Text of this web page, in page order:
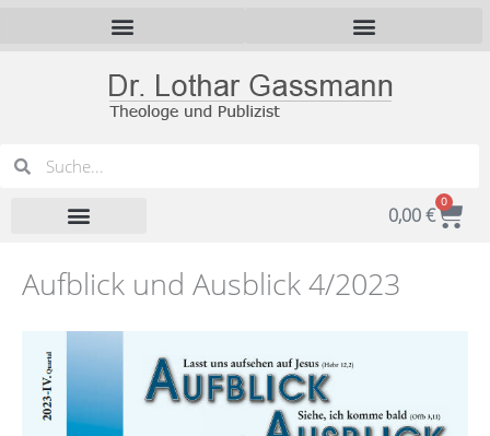
Suche Suche
0,00€
0
Aufblick und Ausblick 4/2023